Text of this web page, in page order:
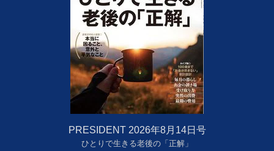
PRESIDENT 2026年8月14日号
ひとりで生きる老後の「正解」